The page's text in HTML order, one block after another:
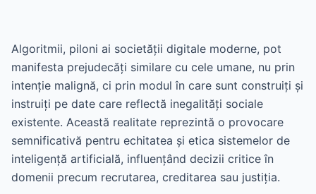
Algoritmii, piloni ai societății digitale moderne, pot
manifesta prejudecăți similare cu cele umane, nu prin
intenție malignă, ci prin modul în care sunt construiți și
instruiți pe date care reflectă inegalități sociale
existente. Această realitate reprezintă o provocare
semnificativă pentru echitatea și etica sistemelor de
inteligență artificială, influențând decizii critice în
domenii precum recrutarea, creditarea sau justiția.